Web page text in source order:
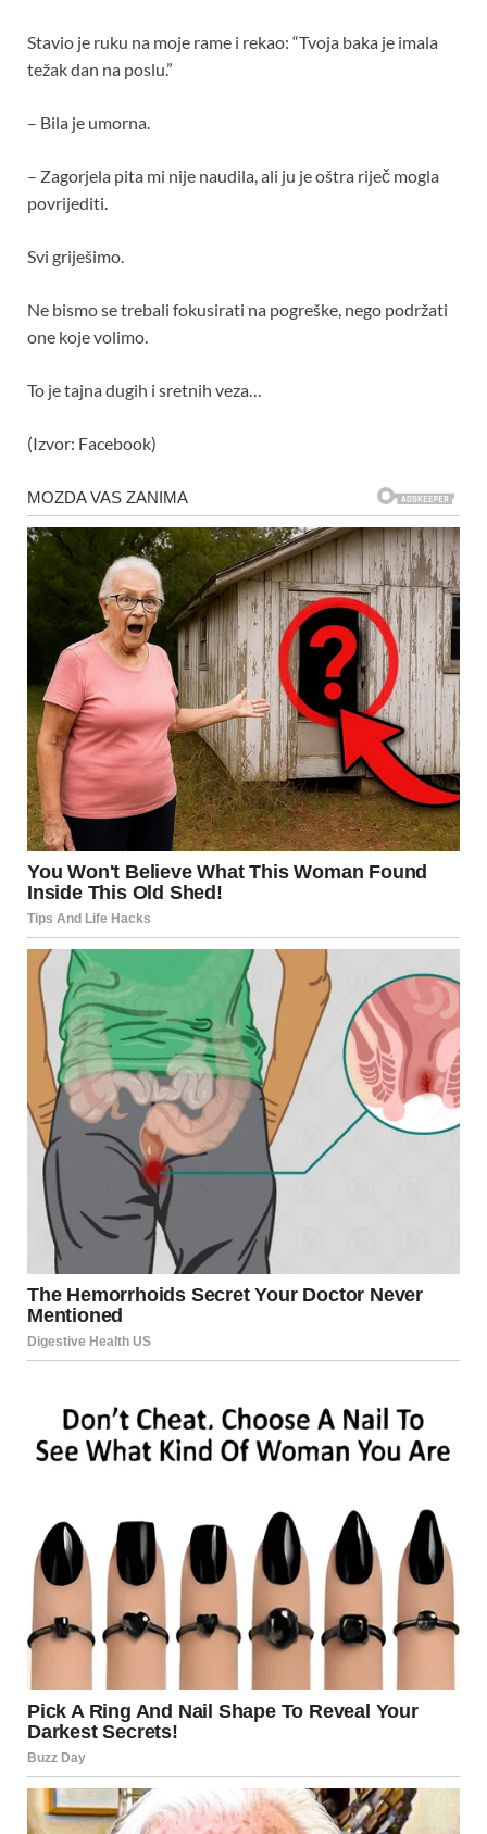
Stavio je ruku na moje rame i rekao: “Tvoja baka je imala
težak dan na poslu.”
– Bila je umorna.
– Zagorjela pita mi nije naudila, ali ju je oštra riječ mogla
povrijediti.
Svi griješimo.
Ne bismo se trebali fokusirati na pogreške, nego podržati
one koje volimo.
To je tajna dugih i sretnih veza…
(Izvor: Facebook)